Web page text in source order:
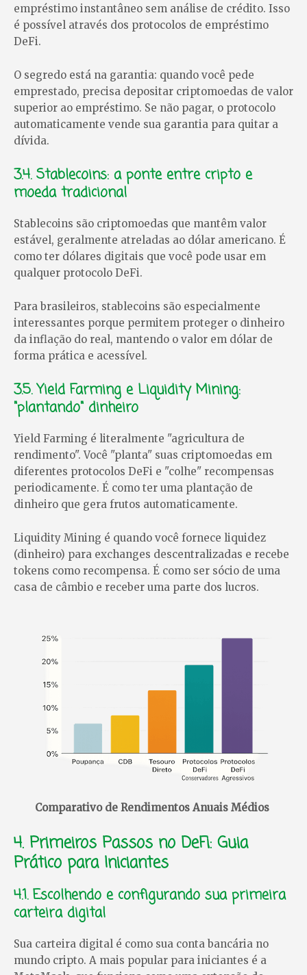
empréstimo instantâneo sem análise de crédito. Isso
é possível através dos protocolos de empréstimo
DeFi.
O segredo está na garantia: quando você pede
emprestado, precisa depositar criptomoedas de valor
superior ao empréstimo. Se não pagar, o protocolo
automaticamente vende sua garantia para quitar a
dívida.
3.4. Stablecoins: a ponte entre cripto e
moeda tradicional
Stablecoins são criptomoedas que mantêm valor
estável, geralmente atreladas ao dólar americano. É
como ter dólares digitais que você pode usar em
qualquer protocolo DeFi.
Para brasileiros, stablecoins são especialmente
interessantes porque permitem proteger o dinheiro
da inflação do real, mantendo o valor em dólar de
forma prática e acessível.
3.5. Yield Farming e Liquidity Mining:
"plantando" dinheiro
Yield Farming é literalmente "agricultura de
rendimento". Você "planta" suas criptomoedas em
diferentes protocolos DeFi e "colhe" recompensas
periodicamente. É como ter uma plantação de
dinheiro que gera frutos automaticamente.
Liquidity Mining é quando você fornece liquidez
(dinheiro) para exchanges descentralizadas e recebe
tokens como recompensa. É como ser sócio de uma
casa de câmbio e receber uma parte dos lucros.
Comparativo de Rendimentos Anuais Médios
4. Primeiros Passos no DeFi: Guia
Prático para Iniciantes
4.1. Escolhendo e configurando sua primeira
carteira digital
Sua carteira digital é como sua conta bancária no
mundo cripto. A mais popular para iniciantes é a